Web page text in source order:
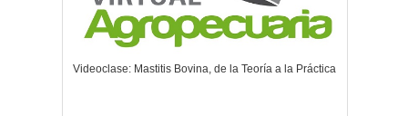
Videoclase: Mastitis Bovina, de la Teoría a la Práctica